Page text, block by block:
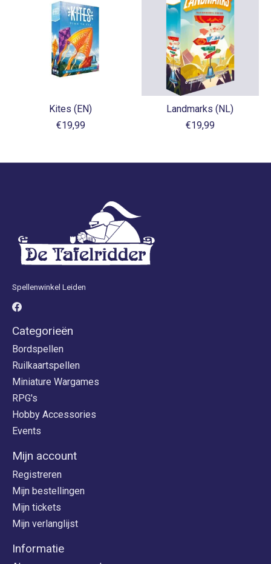
Kites (EN)
€19,99
Landmarks (NL)
€19,99
Spellenwinkel Leiden
Categorieën
Bordspellen
Ruilkaartspellen
Miniature Wargames
RPG's
Hobby Accessories
Events
Mijn account
Registreren
Mijn bestellingen
Mijn tickets
Mijn verlanglijst
Informatie